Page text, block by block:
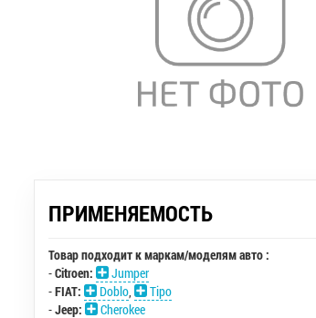
ПРИМЕНЯЕМОСТЬ
Товар подходит к маркам/моделям авто :
-Citroen:
Jumper
-FIAT: Doblo,
Tipo
-Jeep: Cherokee